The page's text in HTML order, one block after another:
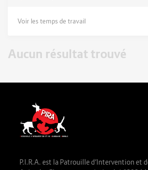
Voir les temps de travail
Aucun résultat trouvé
P.I.R.A. est la Patrouille d’Intervention et